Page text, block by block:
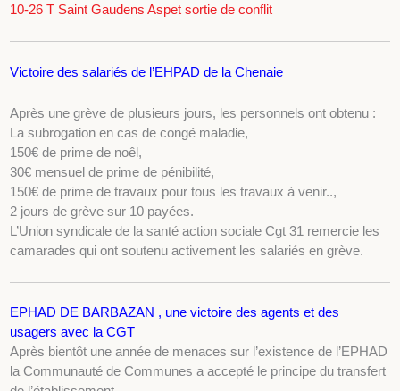
10-26 T Saint Gaudens Aspet sortie de conflit
Victoire des salariés de l’EHPAD de la Chenaie
Après une grève de plusieurs jours, les personnels ont obtenu :
La subrogation en cas de congé maladie,
150€ de prime de noêl,
30€ mensuel de prime de pénibilité,
150€ de prime de travaux pour tous les travaux à venir..,
2 jours de grève sur 10 payées.
L’Union syndicale de la santé action sociale Cgt 31 remercie les
camarades qui ont soutenu activement les salariés en grève.
EPHAD DE BARBAZAN , une victoire des agents et des
usagers avec la CGT
Après bientôt une année de menaces sur l’existence de l’EPHAD
la Communauté de Communes a accepté le principe du transfert